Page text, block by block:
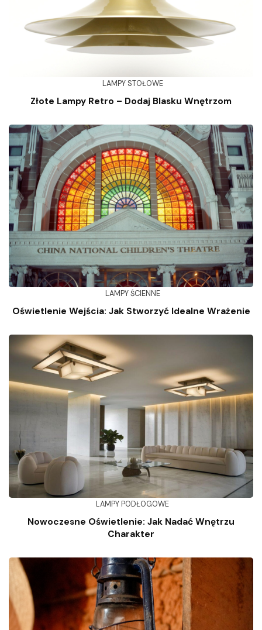
LAMPY STOŁOWE
Złote Lampy Retro – Dodaj Blasku Wnętrzom
LAMPY ŚCIENNE
Oświetlenie Wejścia: Jak Stworzyć Idealne Wrażenie
LAMPY PODŁOGOWE
Nowoczesne Oświetlenie: Jak Nadać Wnętrzu
Charakter